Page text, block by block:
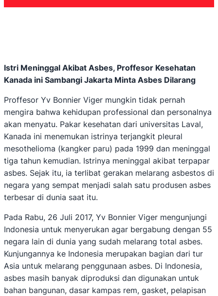
Istri Meninggal Akibat Asbes, Proffesor Kesehatan
Kanada ini Sambangi Jakarta Minta Asbes Dilarang
Proffesor Yv Bonnier Viger mungkin tidak pernah
mengira bahwa kehidupan professional dan personalnya
akan menyatu. Pakar kesehatan dari universitas Laval,
Kanada ini menemukan istrinya terjangkit pleural
mesothelioma (kangker paru) pada 1999 dan meninggal
tiga tahun kemudian. Istrinya meninggal akibat terpapar
asbes. Sejak itu, ia terlibat gerakan melarang asbestos di
negara yang sempat menjadi salah satu produsen asbes
terbesar di dunia saat itu.
Pada Rabu, 26 Juli 2017, Yv Bonnier Viger mengunjungi
Indonesia untuk menyerukan agar bergabung dengan 55
negara lain di dunia yang sudah melarang total asbes.
Kunjungannya ke Indonesia merupakan bagian dari tur
Asia untuk melarang penggunaan asbes. Di Indonesia,
asbes masih banyak diproduksi dan digunakan untuk
bahan bangunan, dasar kampas rem, gasket, pelapisan